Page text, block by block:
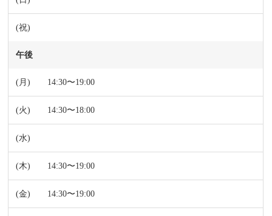
午後
14:30〜19:00
14:30〜18:00
14:30〜19:00
14:30〜19:00